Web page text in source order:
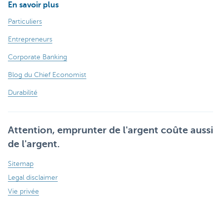
En savoir plus
Particuliers
Entrepreneurs
Corporate Banking
Blog du Chief Economist
Durabilité
Attention, emprunter de l'argent coûte aussi
de l'argent.
Sitemap
Legal disclaimer
Vie privée